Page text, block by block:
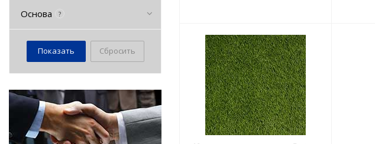
Основа ?
Сбросить